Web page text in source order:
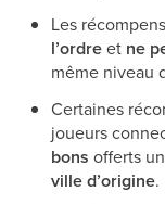
Les
l’ordreet ne
même niveau
Certaines
joueurs
bons offerts
ville d’origine.